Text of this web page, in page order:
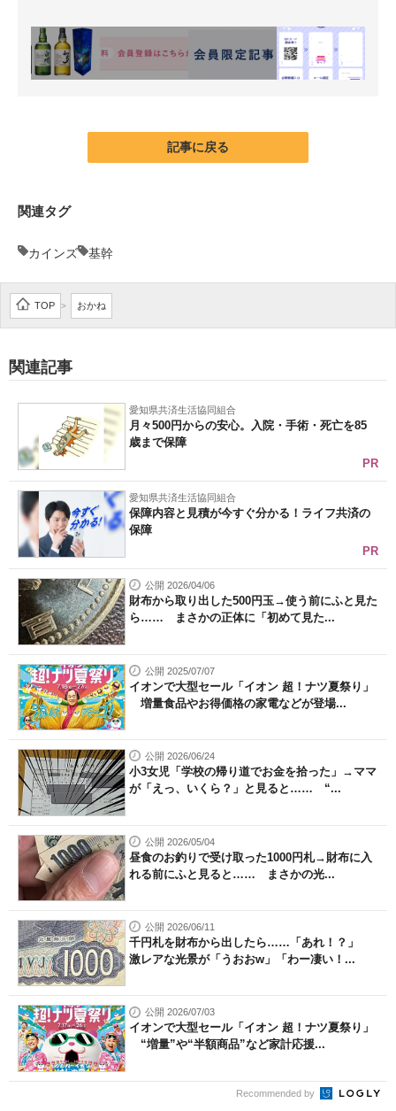
記事に戻る
関連タグ
カインズ 基幹
TOP > おかね
関連記事
愛知県共済生活協同組合
月々500円からの安心。入院・手術・死亡を85
歳まで保障
PR
愛知県共済生活協同組合
保障内容と見積が今すぐ分かる！ライフ共済の
保障
PR
公開 2026/04/06
財布から取り出した500円玉→使う前にふと見た
ら…… まさかの正体に「初めて見た...
公開 2025/07/07
イオンで大型セール「イオン 超！ナツ夏祭り」
増量食品やお得価格の家電などが登場...
公開 2026/06/24
小3女児「学校の帰り道でお金を拾った」→ママ
が「えっ、いくら？」と見ると…… “...
公開 2026/05/04
昼食のお釣りで受け取った1000円札→財布に入
れる前にふと見ると…… まさかの光...
公開 2026/06/11
千円札を財布から出したら……「あれ！？」
激レアな光景が「うおおw」「わー凄い！...
公開 2026/07/03
イオンで大型セール「イオン 超！ナツ夏祭り」
“増量”や“半額商品”など家計応援...
Recommended by